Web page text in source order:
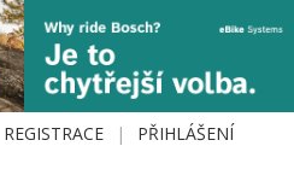
REGISTRACE PŘIHLÁŠENÍ